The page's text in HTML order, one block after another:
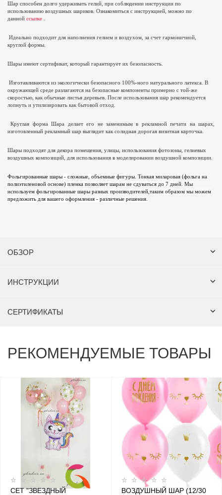
Шар способен долго удерживать гелий, при соблюдении инструкции по
использованию воздушных шариков. Ознакомиться с инструкцией, можно по
данной ссылке
Идеально подходит для наполнения гелием и воздухом, за счет гармоничной,
круглой формы.
Шары имеют сертификат, который гарантирует их безопасность.
Изготавливаются из экологически безопасного 100%-ного натурального латекса. В
окружающей среде разлагаются на безопасные компоненты примерно с той-же
скоростью, как обычные листья деревьев. После использования шар рекомендуется
лопнуть и утилизировать как бытовой отход.
Круглая форма Шара делает его не заменимым в рекламной печати на шарах,
изготовленный рекламный шар выглядит как солидная дорогая визитная карточка.
Шары подходят для декора помещения, улицы, использования фотозоны, гелиевых
воздушных композиций, для использования в моделировании воздушной композиции.
Фольгированные шары - сложные, объемные фигуры. Тонкая миларовая (фольга на
полиэтиленовой основе) пленка позволяет шарам не сдуваться до 7 дней. Мы
используем фольгированные шары разных производителей,таким образом мы можем
предложить для вашего оформления - различные решения.
ОБЗОР
ИНСТРУКЦИИ
СЕРТИФИКАТЫ
РЕКОМЕНДУЕМЫЕ ТОВАРЫ
СЕТ "ЗВЕЗДНЫЙ
ВОЗДУШНЫЙ ШАР (12/30